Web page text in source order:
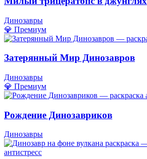
Динозавры
💎 Премиум
Затерянный Мир Динозавров
Динозавры
💎 Премиум
Рождение Динозавриков
Динозавры